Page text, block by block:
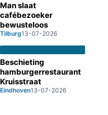
Man slaat
cafébezoeker
bewusteloos
Tilburg13-07-2026
Beschieting
hamburgerrestaurant
Kruisstraat
Eindhoven13-07-2026